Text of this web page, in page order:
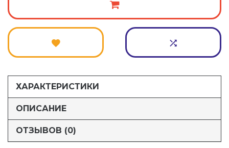
ХАРАКТЕРИСТИКИ
ОПИСАНИЕ
ОТЗЫВОВ (0)